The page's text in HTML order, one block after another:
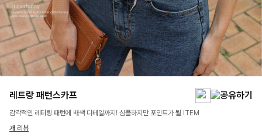
레트랑 패턴스카프
감각적인 레터링 패턴에 배색 디테일까지! 심플하지만 포인트가 될 ITEM
개 리뷰